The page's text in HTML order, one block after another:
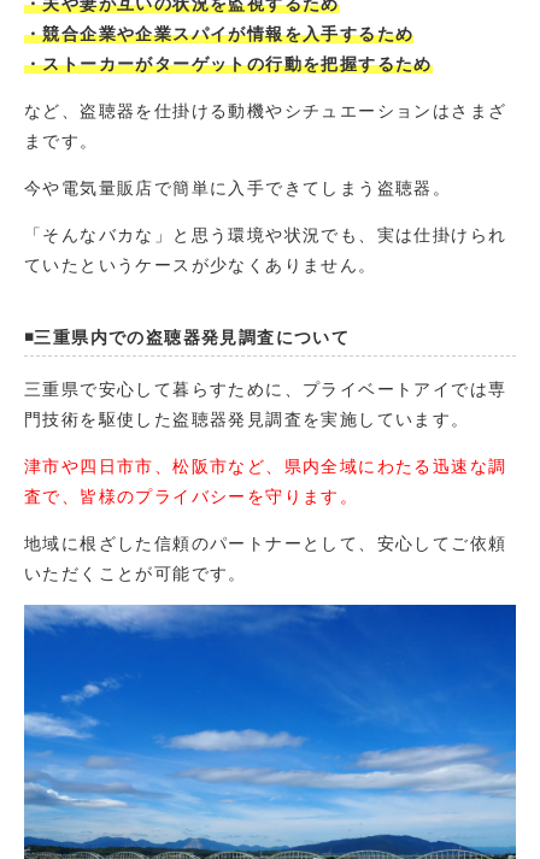
・競合企業や企業スパイが情報を入手するため
・ストーカーがターゲットの行動を把握するため
など、盗聴器を仕掛ける動機やシチュエーションはさまざ
まです。
今や電気量販店で簡単に入手できてしまう盗聴器。
「そんなバカな」と思う環境や状況でも、実は仕掛けられ
ていたというケースが少なくありません。
◾️三重県内での盗聴器発見調査について
三重県で安心して暮らすために、プライベートアイでは専
門技術を駆使した盗聴器発見調査を実施しています。
津市や四日市市、松阪市など、県内全域にわたる迅速な調
査で、皆様のプライバシーを守ります。
地域に根ざした信頼のパートナーとして、安心してご依頼
いただくことが可能です。